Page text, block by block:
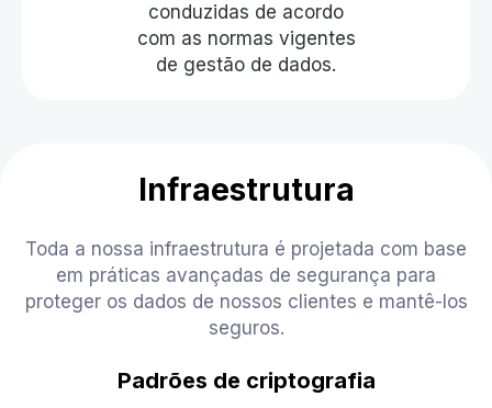
conduzidas de acordo
com as normas vigentes
de gestão de dados.
Infraestrutura
Toda a nossa infraestrutura é projetada com base
em práticas avançadas de segurança para
proteger os dados de nossos clientes e mantê-los
seguros.
Padrões de criptografia
Hospedagem e data centers
Manuseio seguro de credenciais
Gerenciamento de vulnerabilidades e
Segurança de dados do cliente
Padrões de desenvolvimento
Processamento de pagamento